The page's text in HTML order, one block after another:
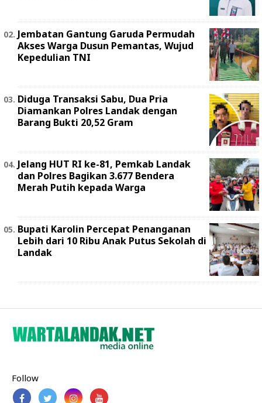
Jembatan Gantung Garuda Permudah
Akses Warga Dusun Pemantas, Wujud
Kepedulian TNI
Diduga Transaksi Sabu, Dua Pria
Diamankan Polres Landak dengan
Barang Bukti 20,52 Gram
Jelang HUT RI ke-81, Pemkab Landak
dan Polres Bagikan 3.677 Bendera
Merah Putih kepada Warga
Bupati Karolin Percepat Penanganan
Lebih dari 10 Ribu Anak Putus Sekolah di
Landak
Follow